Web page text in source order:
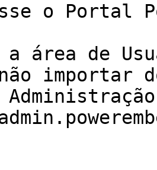
o Portal
área de
importar